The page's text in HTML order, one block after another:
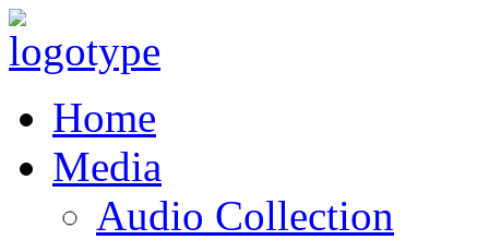
Home
Media
Audio Collection